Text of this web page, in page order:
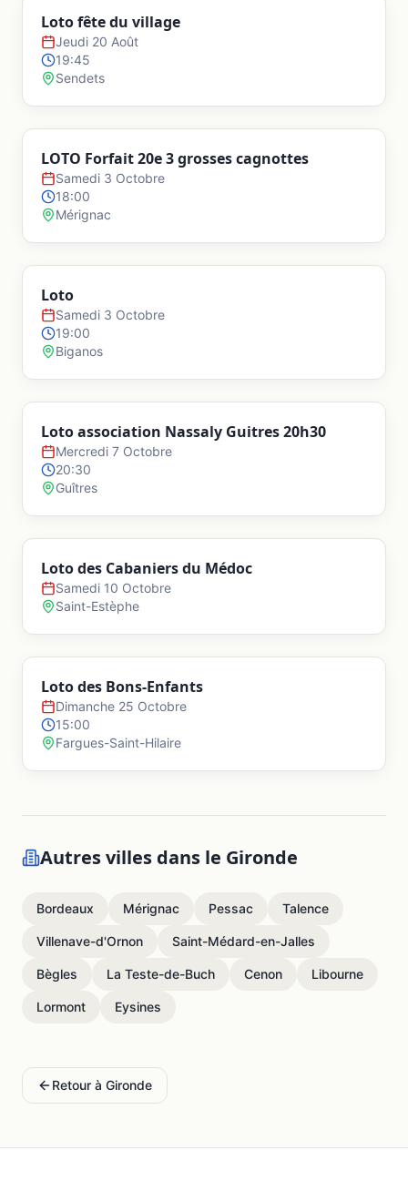
Loto fête du village
Jeudi 20 Août
19:45
Sendets
LOTO Forfait 20e 3 grosses cagnottes
Samedi 3 Octobre
18:00
Mérignac
Loto
Samedi 3 Octobre
19:00
Biganos
Loto association Nassaly Guitres 20h30
Mercredi 7 Octobre
20:30
Guîtres
Loto des Cabaniers du Médoc
Samedi 10 Octobre
Saint-Estèphe
Loto des Bons-Enfants
Dimanche 25 Octobre
15:00
Fargues-Saint-Hilaire
Autres villes dans le Gironde
Bordeaux Mérignac Pessac Talence
Villenave-d'Ornon Saint-Médard-en-Jalles
Bègles La Teste-de-Buch Cenon Libourne
Lormont Eysines
Retour à Gironde